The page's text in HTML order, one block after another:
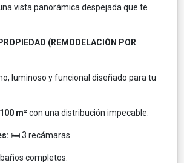
vista panorámica despejada que te
(REMODELACIÓN POR
luminoso y funcional diseñado para tu
100 m²con una distribución impecable.
🛏️ 3 recámaras.
completos.